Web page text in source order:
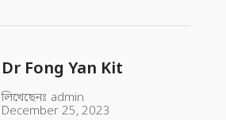
Dr Fong Yan Kit
লিখেছেনঃ admin
December 25, 2023